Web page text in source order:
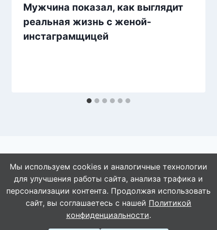
Мужчина показал, как выглядит
реальная жизнь с женой-
инстаграмщицей
© 2026 АбАлдеть!
Мы используем cookies и аналогичные технологии
для улучшения работы сайта, анализа трафика и
персонализации контента. Продолжая использовать
сайт, вы соглашаетесь с нашей Политикой
конфиденциальности.